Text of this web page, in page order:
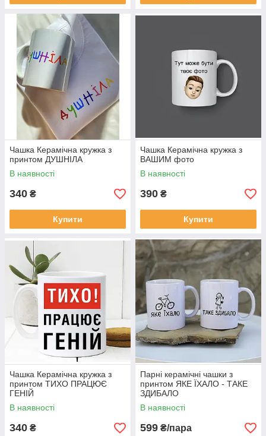
Чашка Керамічна кружка з
принтом ДУШНІЛА
В наявності
340 ₴
Купити
Чашка Керамічна кружка з
ВАШИМ фото
В наявності
390 ₴
Купити
Чашка Керамічна кружка з
принтом ТИХО ПРАЦЮЄ
ГЕНІЙ
В наявності
340 ₴
Парні керамічні чашки з
принтом ЯКЕ ЇХАЛО - ТАКЕ
ЗДИБАЛО
В наявності
599 ₴/пара